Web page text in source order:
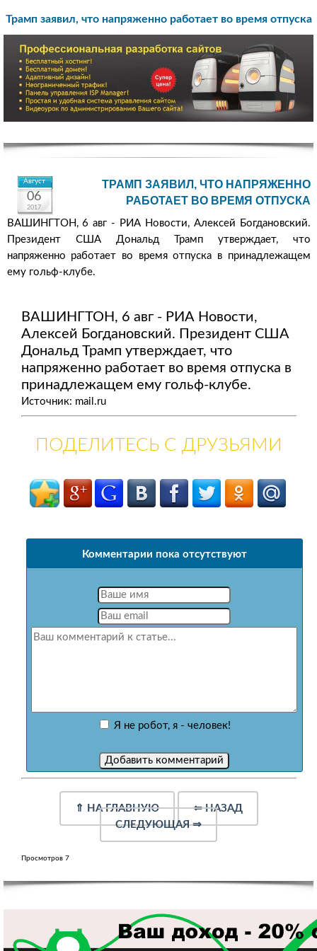
Трамп заявил, что напряженно работает во время отпуска
Август
06
2017
ТРАМП ЗАЯВИЛ, ЧТО НАПРЯЖЕННО
РАБОТАЕТ ВО ВРЕМЯ ОТПУСКА
ВАШИНГТОН, 6 авг - РИА Новости, Алексей Богдановский.
Президент США Дональд Трамп утверждает, что
напряженно работает во время отпуска в принадлежащем
ему гольф-клубе.
ВАШИНГТОН, 6 авг - РИА Новости,
Алексей Богдановский. Президент США
Дональд Трамп утверждает, что
напряженно работает во время отпуска в
принадлежащем ему гольф-клубе.
Источник: mail.ru
ПОДЕЛИТЕСЬ С ДРУЗЬЯМИ
Комментарии пока отсутствуют
Я не робот, я - человек!
⇑ НА ГЛАВНУЮ ⇐НАЗАД
СЛЕДУЮЩАЯ⇒
Просмотров 7